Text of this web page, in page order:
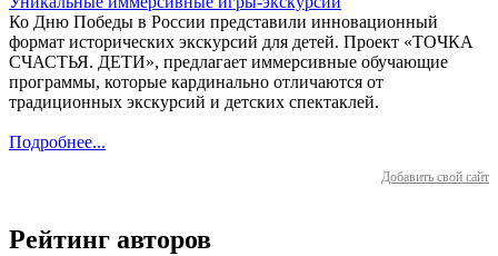
Ко Дню Победы в России представили инновационный
формат исторических экскурсий для детей. Проект «ТОЧКА
СЧАСТЬЯ. ДЕТИ», предлагает иммерсивные обучающие
программы, которые кардинально отличаются от
традиционных экскурсий и детских спектаклей.
Подробнее...
Добавить свой сайт
Рейтинг авторов